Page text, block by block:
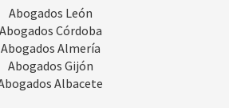
Abogados León
Abogados Córdoba
Abogados Almería
Abogados Gijón
Albacete